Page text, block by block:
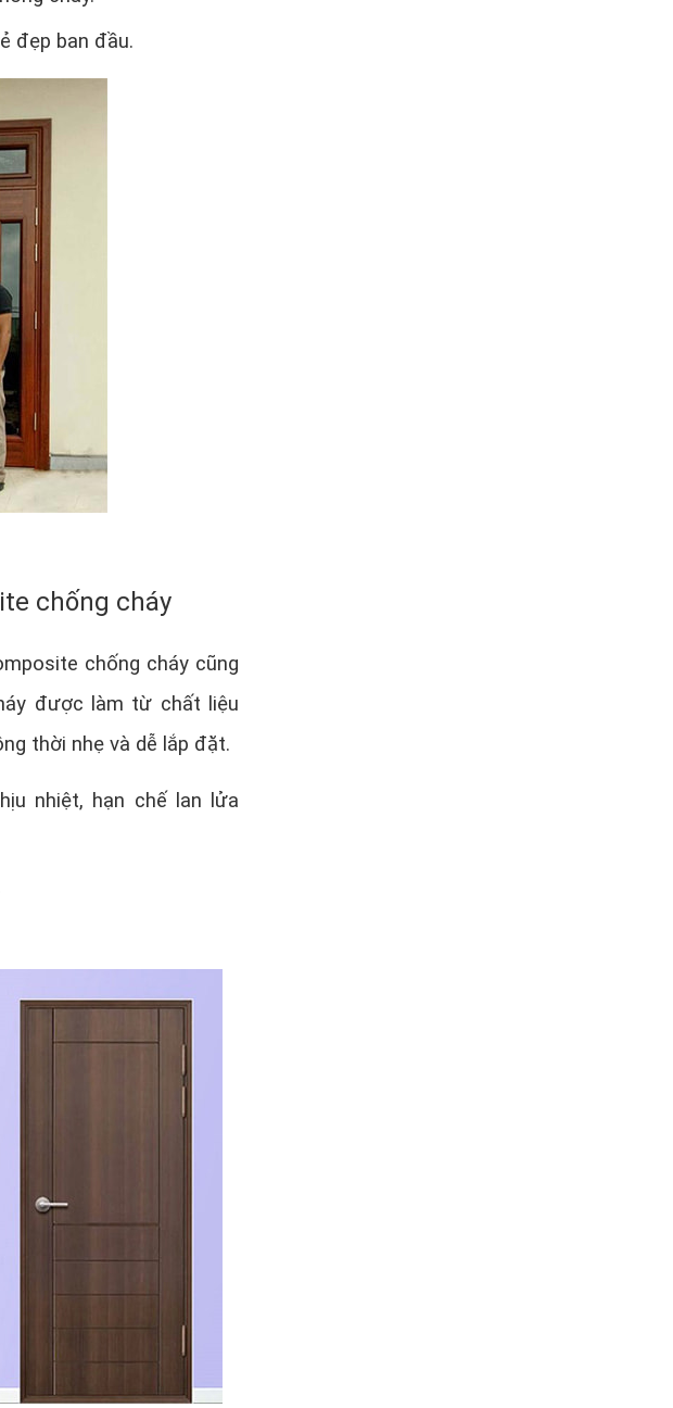
đẹp ban đầu.
chống cháy
chống cháy cũng
được làm từ chất liệu
thời nhẹ và dễ lắp đặt.
nhiệt, hạn chế lan lửa